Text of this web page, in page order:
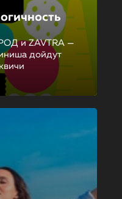
и ZAVTRA —
дойдут